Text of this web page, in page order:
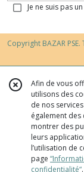
Je ne suis pas
Copyright BAZAR
Afin de vous
utilisons des
de nos
également
montrer des
leurs
l’utilisation de
page
confidentialité“